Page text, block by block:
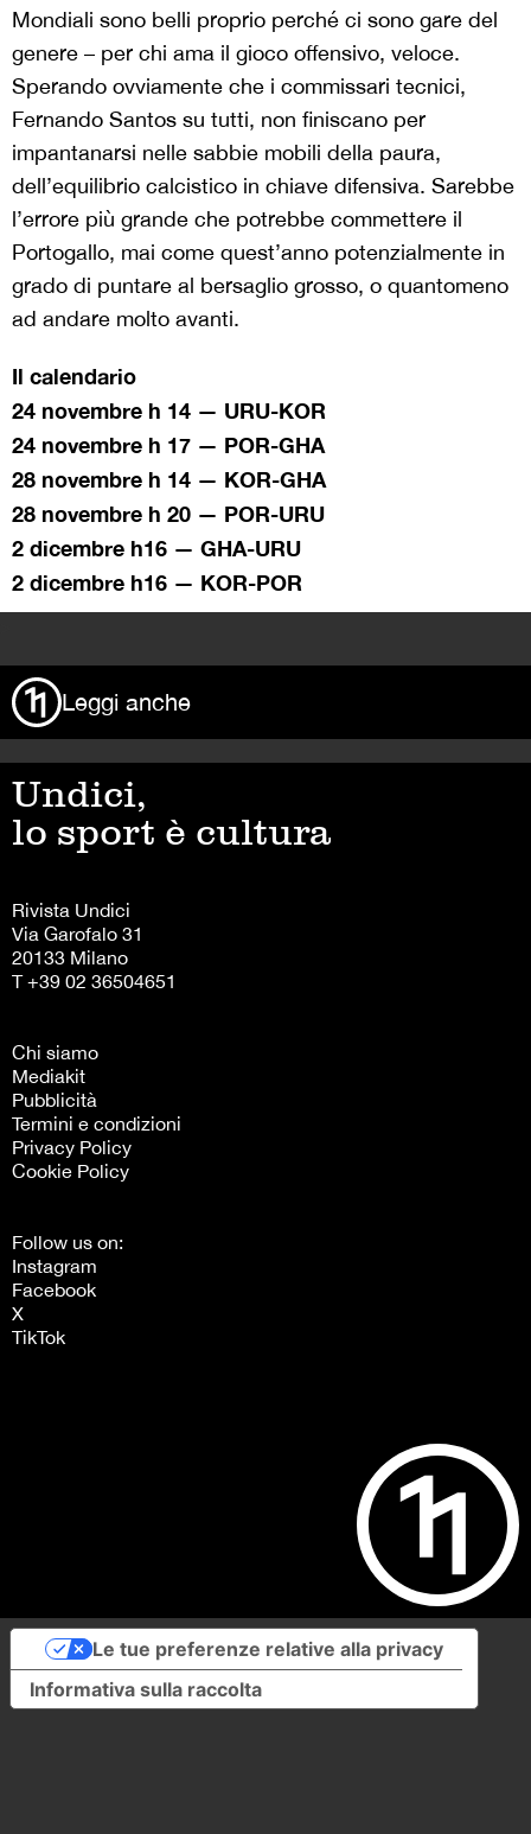
Mondiali sono belli proprio perché ci sono gare del
genere – per chi ama il gioco offensivo, veloce.
Sperando ovviamente che i commissari tecnici,
Fernando Santos su tutti, non finiscano per
impantanarsi nelle sabbie mobili della paura,
dell’equilibrio calcistico in chiave difensiva. Sarebbe
l’errore più grande che potrebbe commettere il
Portogallo, mai come quest’anno potenzialmente in
grado di puntare al bersaglio grosso, o quantomeno
ad andare molto avanti.
Il calendario
24 novembre h 14 — URU-KOR
24 novembre h 17 — POR-GHA
28 novembre h 14 — KOR-GHA
28 novembre h 20 — POR-URU
2 dicembre h16 — GHA-URU
2 dicembre h16 — KOR-POR
Leggi anche
Undici,
lo sport è cultura
Rivista Undici
Via Garofalo 31
20133 Milano
T +39 02 36504651
Chi siamo
Mediakit
Pubblicità
Termini e condizioni
Privacy Policy
Cookie Policy
Follow us on:
Instagram
Facebook
X
TikTok
Informativa sulla raccolta
Le tue preferenze relative alla privacy